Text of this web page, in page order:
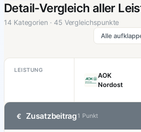
Detail-Vergleich aller
14 Kategorien · 45 Vergleichspunkte
Alle
LEISTUNG
AOK
Nordost
€ Zusatzbeitrag 1 Punkt